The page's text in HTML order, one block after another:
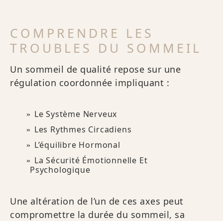
COMPRENDRE LES
TROUBLES DU SOMMEIL
Un sommeil de qualité repose sur une
régulation coordonnée impliquant :
Le Système Nerveux
Les Rythmes Circadiens
L’équilibre Hormonal
La Sécurité Émotionnelle Et
Psychologique
Une altération de l’un de ces axes peut
compromettre la durée du sommeil, sa